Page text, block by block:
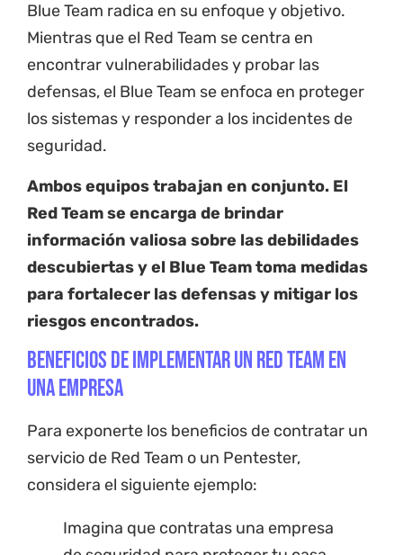
Blue Team radica en su enfoque y objetivo.
Mientras que el Red Team se centra en
encontrar vulnerabilidades y probar las
defensas, el Blue Team se enfoca en proteger
los sistemas y responder a los incidentes de
seguridad.
Ambos equipos trabajan en conjunto. El
Red Team se encarga de brindar
información valiosa sobre las debilidades
descubiertas y el Blue Team toma medidas
para fortalecer las defensas y mitigar los
riesgos encontrados.
Beneficios de implementar un Red Team en
una empresa
Para exponerte los beneficios de contratar un
servicio de Red Team o un Pentester,
considera el siguiente ejemplo:
Imagina que contratas una empresa